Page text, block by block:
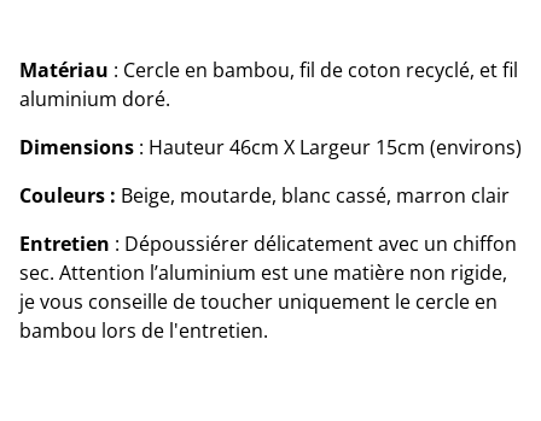
Matériau : Cercle en bambou, fil de coton recyclé, et fil
aluminium doré.
Dimensions : Hauteur 46cm X Largeur 15cm (environs)
Couleurs : Beige, moutarde, blanc cassé, marron clair
Entretien : Dépoussiérer délicatement avec un chiffon
sec. Attention l’aluminium est une matière non rigide,
je vous conseille de toucher uniquement le cercle en
bambou lors de l'entretien.